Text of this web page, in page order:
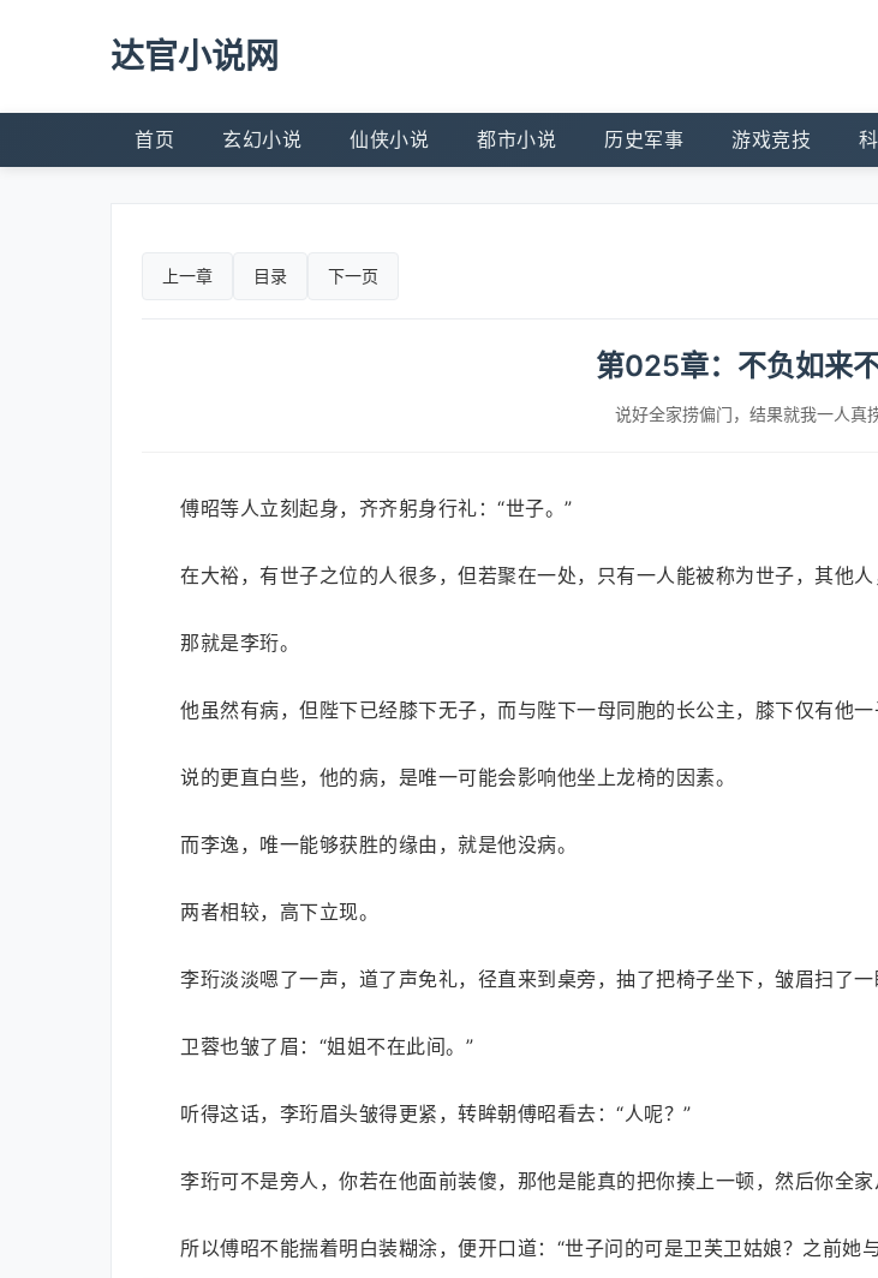
达官小说网
首页 玄幻小说 仙侠小说 都市小说 历史军事 游戏竞技
上一章 目录 下一页
第025章：不负如来
说好全家捞偏门，结果就我一人真
傅昭等人立刻起身，齐齐躬身行礼：“世子。”
在大裕，有世子之位的人很多，但若聚在一处，只有一人能被称为世子，其他人
那就是李珩。
他虽然有病，但陛下已经膝下无子，而与陛下一母同胞的长公主，膝下仅有他
说的更直白些，他的病，是唯一可能会影响他坐上龙椅的因素。
而李逸，唯一能够获胜的缘由，就是他没病。
两者相较，高下立现。
李珩淡淡嗯了一声，道了声免礼，径直来到桌旁，抽了把椅子坐下，皱眉扫了一
卫蓉也皱了眉：“姐姐不在此间。”
听得这话，李珩眉头皱得更紧，转眸朝傅昭看去：“人呢？”
李珩可不是旁人，你若在他面前装傻，那他是能真的把你揍上一顿，然后你全
所以傅昭不能揣着明白装糊涂，便开口道：“世子问的可是卫芙卫姑娘？之前